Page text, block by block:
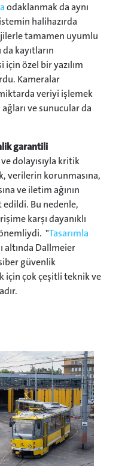
odaklanmak da aynı
halihazırda
tamamen uyumlu
kayıtların
özel bir yazılım
Kameralar
veriyi işlemek
ve sunucular da
garantili
dolayısıyla kritik
verilerin korunmasına,
ve iletim ağının
Bu nedenle,
karşı dayanıklı
"Tasarımla
altında Dallmeier
güvenlik
için çok çeşitli teknik ve